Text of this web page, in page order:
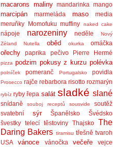
macarons maliny mandarinka mango
marcipán marmeláda maso
media
meruňky
Momofuku muffiny naked cake
nápoje narozeniny neděle
Nový
Zéland
Nutella oběd okurka omáčka
ořechy paprika pečivo Pierre Hermé
pizza podzim pokusy z kurzu polévka
polníček pomeranč Portugalsko povidla
Prosecco rajče rebarbora risotto rozmarýn
rybíz ryby řepa salát sladké slané
snídaně souboj receptů sousvide
soutěž
svatební
sýr Španělsko
Švédsko
švestky
telecí těstoviny Thajsko
The
Daring Bakers tiramisu třešně tvaroh
USA
vánoce vánočka večeře vejce